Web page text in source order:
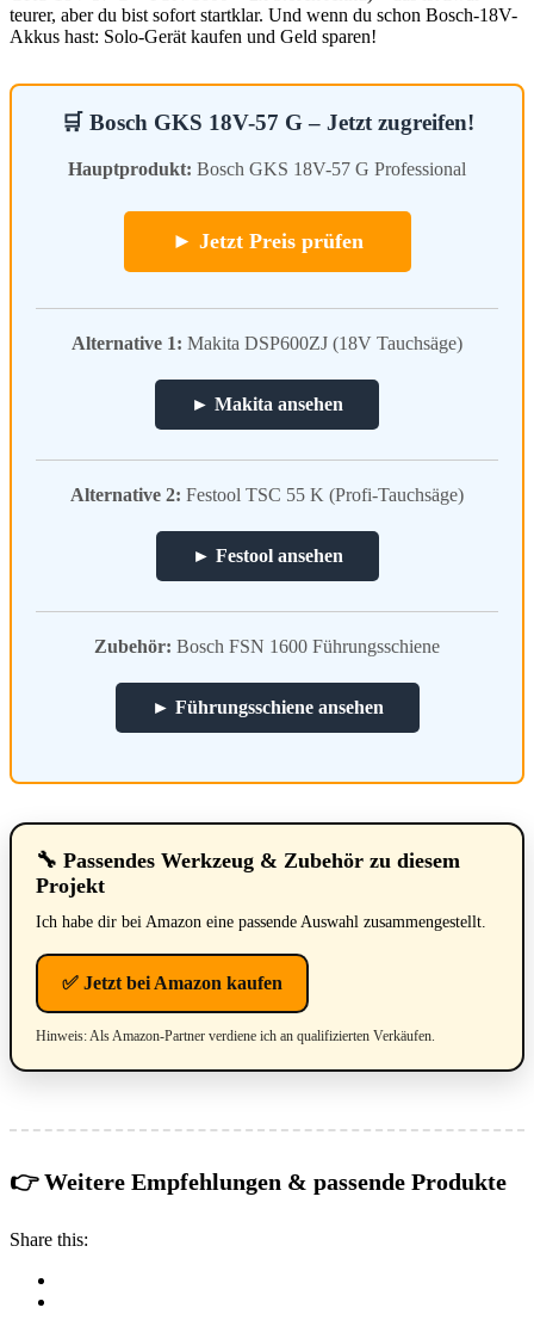
teurer, aber du bist sofort startklar. Und wenn du schon Bosch-18V-
Akkus hast: Solo-Gerät kaufen und Geld sparen!
🛒 Bosch GKS 18V-57 G – Jetzt zugreifen!
Hauptprodukt: Bosch GKS 18V-57 G Professional
► Jetzt Preis prüfen
Alternative 1: Makita DSP600ZJ (18V Tauchsäge)
► Makita ansehen
Alternative 2: Festool TSC 55 K (Profi-Tauchsäge)
► Festool ansehen
Zubehör: Bosch FSN 1600 Führungsschiene
► Führungsschiene ansehen
🔧 Passendes Werkzeug & Zubehör zu diesem
Projekt
Ich habe dir bei Amazon eine passende Auswahl zusammengestellt.
✅ Jetzt bei Amazon kaufen
Hinweis: Als Amazon-Partner verdiene ich an qualifizierten Verkäufen.
👉 Weitere Empfehlungen & passende Produkte
Share this: